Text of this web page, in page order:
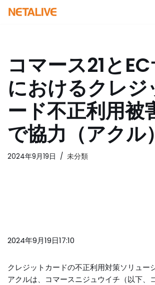
ン
ツ
へ
ス
キ
プ
コマース21と
におけるクレジ
ード不正利用被
で協力（アクル）
2024年9月19日 未分類
2024年9月19日17:10
クレジットカードの不正利用対策ソリュー
アクルは、コマースニジュウイチ（以下、